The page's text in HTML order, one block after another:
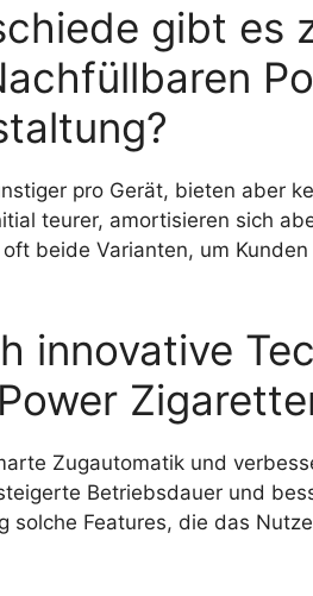
gibt es
pro Gerät, bieten aber
teurer, amortisieren sich
beide Varianten, um
innovative
Zugautomatik und
Betriebsdauer und
solche Features, die das